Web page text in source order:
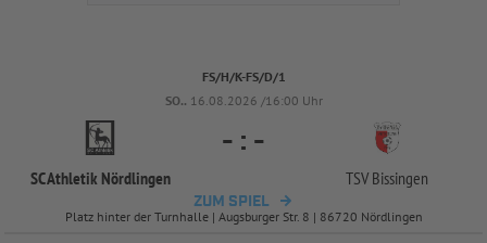
FS/H/K-FS/D/1
SO.. 16.08.2026 /16:00 Uhr
SC Athletik Nördlingen
- : -
TSV Bissingen
ZUM SPIEL
Platz hinter der Turnhalle | Augsburger Str. 8 | 86720 Nördlingen